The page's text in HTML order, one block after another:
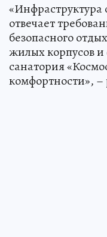
«Инфраструктура
отвечает
безопасного
жилых корпусов
санатория
комфортности», –